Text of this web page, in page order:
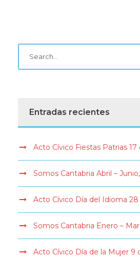
Entradas recientes
Acto Cívico Fiestas Patrias 17
Somos Cantabria Abril –
Acto Cívico Día del Idioma 28
Somos Cantabria Enero –
Acto Cívico Día de la Mujer 9